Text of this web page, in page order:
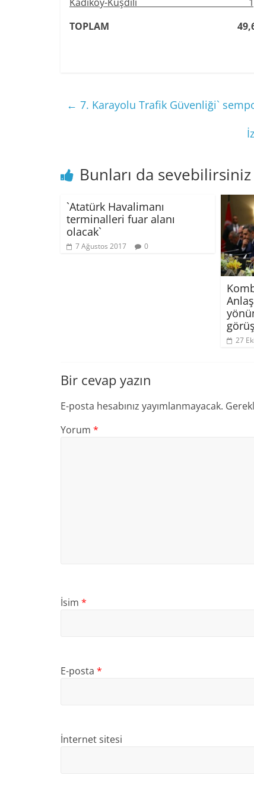
TOPLAM
← 7. Karayolu Trafik Güvenliği`
Bunları da sevebilirsiniz
`Atatürk Havalimanı
terminalleri fuar alanı
olacak`
7 Ağustos 2017 0
27
Bir cevap yazın
E-posta hesabınız yayımlanmayacak.
Yorum *
İsim *
E-posta *
İnternet sitesi